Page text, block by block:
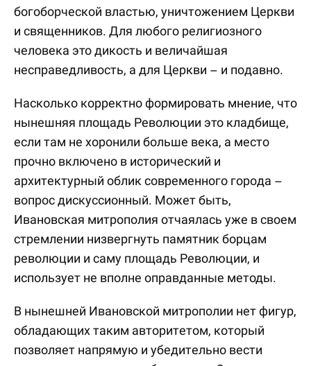
богоборческой властью, уничтожением Церкви
и священников. Для любого религиозного
человека это дикость и величайшая
несправедливость, а для Церкви – и подавно.
Насколько корректно формировать мнение, что
нынешняя площадь Революции это кладбище,
если там не хоронили больше века, а место
прочно включено в исторический и
архитектурный облик современного города –
вопрос дискуссионный. Может быть,
Ивановская митрополия отчаялась уже в своем
стремлении низвергнуть памятник борцам
революции и саму площадь Революции, и
использует не вполне оправданные методы.
В нынешней Ивановской митрополии нет фигур,
обладающих таким авторитетом, который
позволяет напрямую и убедительно вести